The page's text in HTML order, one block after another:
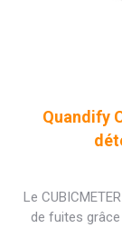
Quandify
Le
de fuites